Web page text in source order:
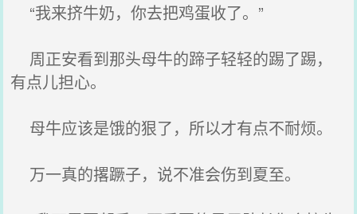
“我来挤牛奶，你去把鸡蛋收了。”
周正安看到那头母牛的蹄子轻轻的踢了踢，
有点儿担心。
母牛应该是饿的狠了，所以才有点不耐烦。
万一真的撂蹶子，说不准会伤到夏至。